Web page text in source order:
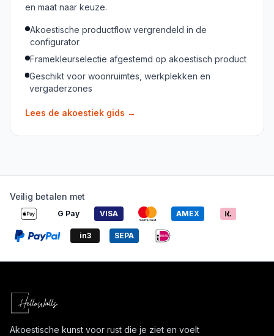
en maat naar keuze.
Akoestische productflow vergrendeld in de
configurator
Framekleurselectie afgestemd op akoestisch product
Geschikt voor woonruimtes, werkplekken en
vergaderzones
Lees de akoestiek gids →
Veilig betalen met
G Pay VISA AMEX
in3 SEPA
Akoestische kunst voor rust die je ziet en voelt